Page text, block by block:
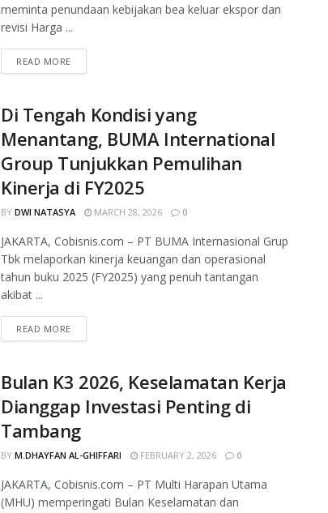
meminta penundaan kebijakan bea keluar ekspor dan
revisi Harga ...
READ MORE
Di Tengah Kondisi yang
Menantang, BUMA International
Group Tunjukkan Pemulihan
Kinerja di FY2025
BY DWI NATASYA MARCH 28, 2026 0
JAKARTA, Cobisnis.com – PT BUMA Internasional Grup
Tbk melaporkan kinerja keuangan dan operasional
tahun buku 2025 (FY2025) yang penuh tantangan
akibat ...
READ MORE
Bulan K3 2026, Keselamatan Kerja
Dianggap Investasi Penting di
Tambang
BY M.DHAYFAN AL-GHIFFARI FEBRUARY 2, 2026 0
JAKARTA, Cobisnis.com – PT Multi Harapan Utama
(MHU) memperingati Bulan Keselamatan dan